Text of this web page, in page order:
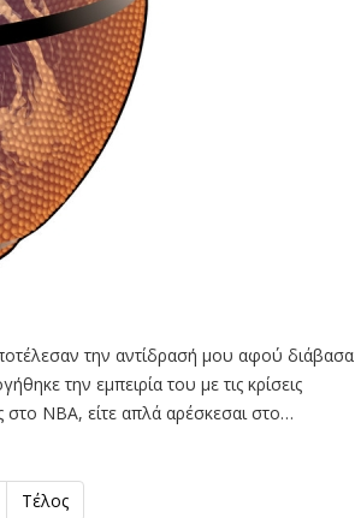
την αντίδρασή μου αφού διάβασα
την εμπειρία του με τις κρίσεις
στο NBA, είτε απλά αρέσκεσαι στο…
Τέλος